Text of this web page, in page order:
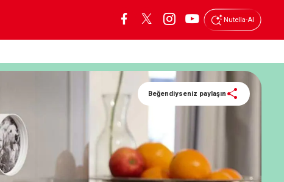
Nutella-AI
Beğendiyseniz paylaşın